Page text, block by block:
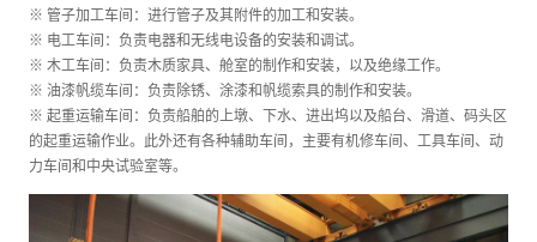
※ 管子加工车间：进行管子及其附件的加工和安装。
※ 电工车间：负责电器和无线电设备的安装和调试。
※ 木工车间：负责木质家具、舱室的制作和安装，以及绝缘工作。
※ 油漆帆缆车间：负责除锈、涂漆和帆缆索具的制作和安装。
※ 起重运输车间：负责船舶的上墩、下水、进出坞以及船台、滑道、码头区
的起重运输作业。此外还有各种辅助车间，主要有机修车间、工具车间、动
力车间和中央试验室等。